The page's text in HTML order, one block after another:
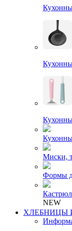
Миски,
Формы
NEW
ХЛЕБНИЦЫ